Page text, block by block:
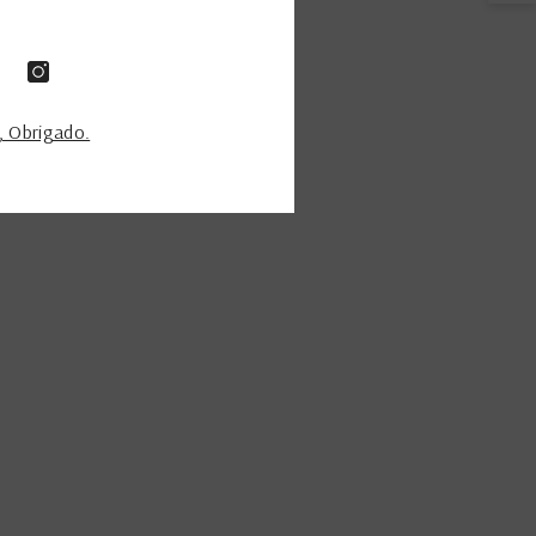
Obrigado.